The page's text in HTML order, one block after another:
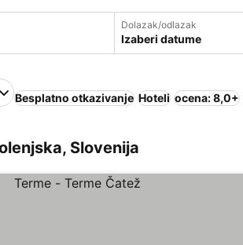
Dolazak/odlazak
Izaberi datume
Besplatno otkazivanje Hoteli ocena: 8,0+
Slovenija